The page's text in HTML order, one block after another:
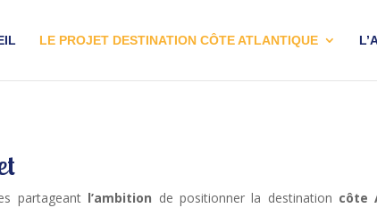
LE PROJET DESTINATION CÔTE ATLANTIQUE
partageant l’ambition de positionner la destination côte